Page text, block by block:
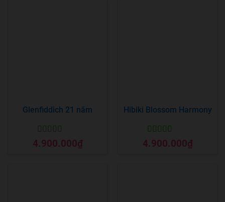
Glenfiddich 21 năm
Được xếp
hạng55 sao
4.900.000₫
Hibiki Blossom Harmony
Được xếp
hạng55 sao
4.900.000₫